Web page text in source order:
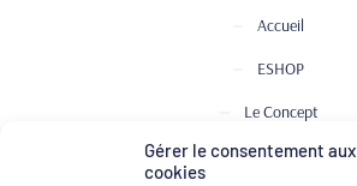
Gérer le consentement aux
cookies
Accueil
ESHOP
Le Concept
Club de Dégustation